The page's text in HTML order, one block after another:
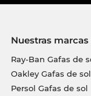
Nuestras
Ray-Ban Gafas de
Oakley Gafas de sol
Persol Gafas de sol